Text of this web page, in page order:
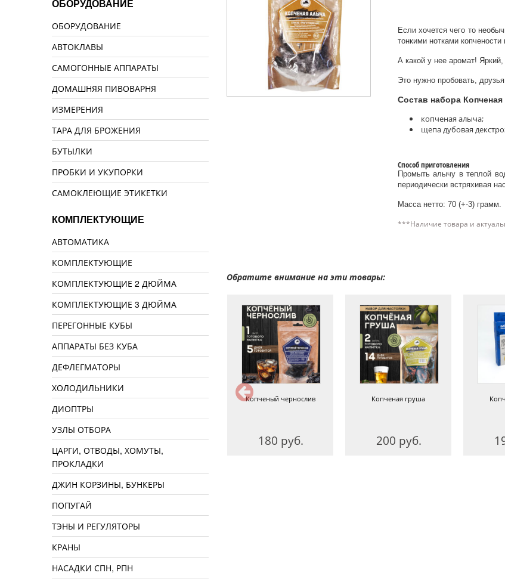
Если хочется чего то
тонкими нотками
А какой у нее аромат!
Это нужно пробовать,
Состав набора
копченая алыча;
щепа дубовая
Способ приготовления
Промыть алычу в теплой
периодически встряхивая
Масса нетто: 70 (+-3) грамм.
***Наличие товара и
Обратите внимание на эти товары:
Копченая груша
190 руб.
Груша копченая
350 руб.
Копченый чернослив
180 руб.
Копченая груша
200 руб.
ОБОРУДОВАНИЕ
ОБОРУДОВАНИЕ
АВТОКЛАВЫ
САМОГОННЫЕ АППАРАТЫ
ДОМАШНЯЯ ПИВОВАРНЯ
ИЗМЕРЕНИЯ
ТАРА ДЛЯ БРОЖЕНИЯ
БУТЫЛКИ
ПРОБКИ И УКУПОРКИ
САМОКЛЕЮЩИЕ ЭТИКЕТКИ
КОМПЛЕКТУЮЩИЕ
АВТОМАТИКА
КОМПЛЕКТУЮЩИЕ
КОМПЛЕКТУЮЩИЕ 2 ДЮЙМА
КОМПЛЕКТУЮЩИЕ 3 ДЮЙМА
ПЕРЕГОННЫЕ КУБЫ
АППАРАТЫ БЕЗ КУБА
ДЕФЛЕГМАТОРЫ
ХОЛОДИЛЬНИКИ
ДИОПТРЫ
УЗЛЫ ОТБОРА
ЦАРГИ, ОТВОДЫ, ХОМУТЫ,
ПРОКЛАДКИ
ДЖИН КОРЗИНЫ, БУНКЕРЫ
ПОПУГАЙ
ТЭНЫ И РЕГУЛЯТОРЫ
КРАНЫ
НАСАДКИ СПН, РПН